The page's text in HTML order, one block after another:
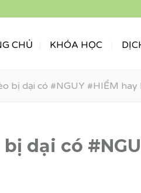
CHỦ KHÓA HỌC
bị dại có #NGUY #HIỂM hay
dại có